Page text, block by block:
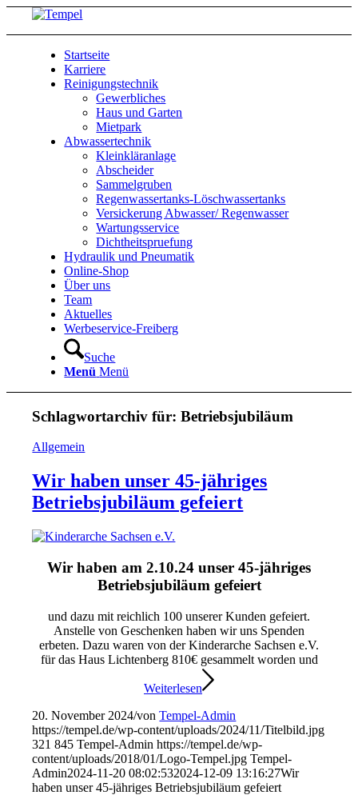
Startseite
Karriere
Reinigungstechnik
Gewerbliches
Haus und Garten
Mietpark
Abwassertechnik
Kleinkläranlage
Abscheider
Sammelgruben
Regenwassertanks-Löschwassertanks
Versickerung Abwasser/ Regenwasser
Wartungsservice
Dichtheitspruefung
Hydraulik und Pneumatik
Online-Shop
Über uns
Team
Aktuelles
Werbeservice-Freiberg
Suche
Menü Menü
Schlagwortarchiv für:Betriebsjubiläum
Allgemein
Wir haben unser 45-jähriges
Betriebsjubiläum gefeiert
Wir haben am 2.10.24 unser 45-jähriges
Betriebsjubiläum gefeiert
und dazu mit reichlich 100 unserer Kunden gefeiert.
Anstelle von Geschenken haben wir uns Spenden
erbeten. Dazu waren von der Kinderarche Sachsen e.V.
für das Haus Lichtenberg 810€ gesammelt worden und
Weiterlesen
20. November 2024/vonTempel-Admin
https://tempel.de/wp-content/uploads/2024/11/Titelbild.jpg
321 845 Tempel-Admin https://tempel.de/wp-
content/uploads/2018/01/Logo-Tempel.jpg Tempel-
Admin2024-11-20 08:02:532024-12-09 13:16:27Wir
haben unser 45-jähriges Betriebsjubiläum gefeiert